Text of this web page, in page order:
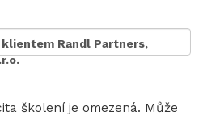
Randl Partners,
školení je omezená. Může